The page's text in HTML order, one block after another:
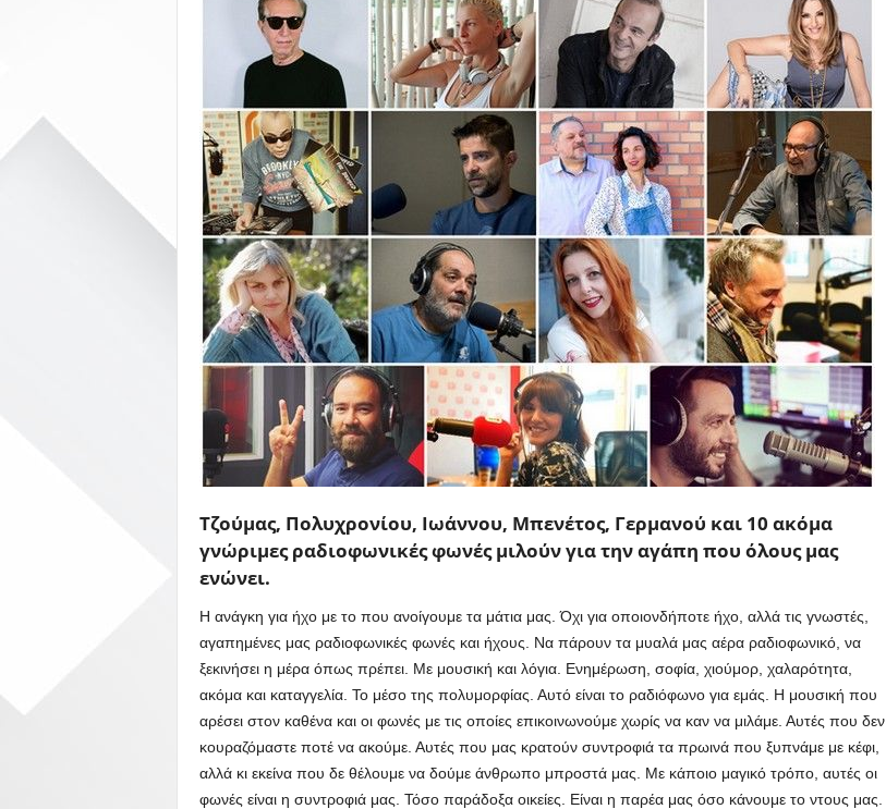
Τζούμας, Πολυχρονίου, Ιωάννου, Μπενέτος, Γερμανού και 10 ακόμα
γνώριμες ραδιοφωνικές φωνές μιλούν για την αγάπη που όλους μας
ενώνει.
H ανάγκη για ήχο με το που ανοίγουμε τα μάτια μας. Όχι για οποιονδήποτε ήχο, αλλά τις γνωστές,
αγαπημένες μας ραδιοφωνικές φωνές και ήχους. Να πάρουν τα μυαλά μας αέρα ραδιοφωνικό, να
ξεκινήσει η μέρα όπως πρέπει. Με μουσική και λόγια. Ενημέρωση, σοφία, χιούμορ, χαλαρότητα,
ακόμα και καταγγελία. Το μέσο της πολυμορφίας. Αυτό είναι το ραδιόφωνο για εμάς. Η μουσική που
αρέσει στον καθένα και οι φωνές με τις οποίες επικοινωνούμε χωρίς να καν να μιλάμε. Αυτές που δεν
κουραζόμαστε ποτέ να ακούμε. Αυτές που μας κρατούν συντροφιά τα πρωινά που ξυπνάμε με κέφι,
αλλά κι εκείνα που δε θέλουμε να δούμε άνθρωπο μπροστά μας. Με κάποιο μαγικό τρόπο, αυτές οι
φωνές είναι η συντροφιά μας. Τόσο παράδοξα οικείες. Είναι η παρέα μας όσο κάνουμε το ντους μας.